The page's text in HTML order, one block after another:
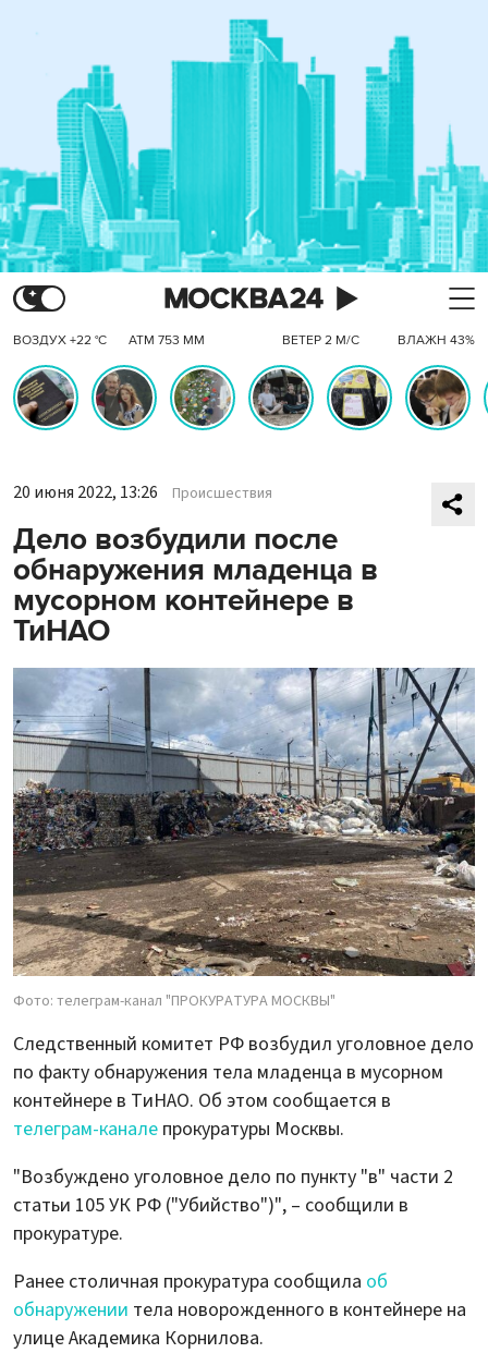
ВОЗДУХ +22 °C АТМ 753 ММ ВЕТЕР 2 М/С ВЛАЖН 43%
20 июня 2022, 13:26 Происшествия
Дело возбудили после
обнаружения младенца в
мусорном контейнере в
ТиНАО
Фото: телеграм-канал "ПРОКУРАТУРА МОСКВЫ"
Следственный комитет РФ возбудил уголовное дело
по факту обнаружения тела младенца в мусорном
контейнере в ТиНАО. Об этом сообщается в
телеграм-канале прокуратуры Москвы.
"Возбуждено уголовное дело по пункту "в" части 2
статьи 105 УК РФ ("Убийство")", – сообщили в
прокуратуре.
Ранее столичная прокуратура сообщила об
обнаружении тела новорожденного в контейнере на
улице Академика Корнилова.